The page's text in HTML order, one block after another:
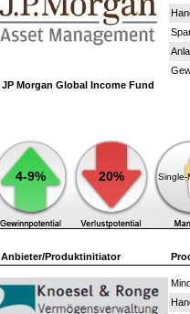
JP Morgan Global Income Fund
4-9% 20% Single-
Anbieter/Produktinitiator